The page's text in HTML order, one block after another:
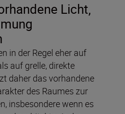
Licht,
in der Regel eher auf
auf grelle, direkte
daher das vorhandene
des Raumes zur
insbesondere wenn es